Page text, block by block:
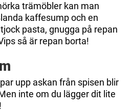
trämöbler kan man
kaffesump och en
pasta, gnugga på repan
så är repan borta!
upp askan från spisen blir
inte om du lägger dit lite